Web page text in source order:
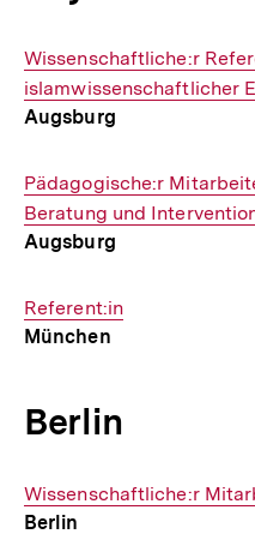
Interner
Link:
Wissenschaftliche:r
islamwissenschaftlicher
Augsburg
Interner
Link:
Pädagogische:r
Beratung und
Augsburg
Interner
Link:
Referent:in
München
Berlin
Interner
Link:
Wissenschaftliche:r
Berlin